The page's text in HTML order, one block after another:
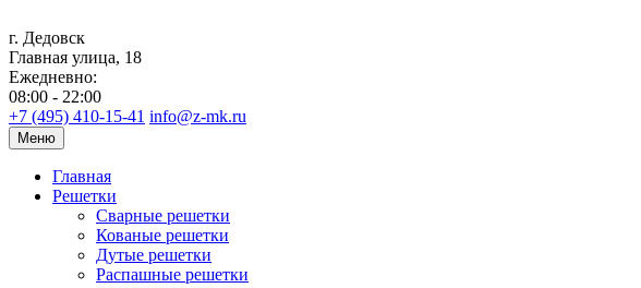
г. Дедовск
Главная улица, 18
Ежедневно:
08:00 - 22:00
+7 (495) 410-15-41 info@z-mk.ru
Меню
Главная
Решетки
Сварные решетки
Кованые решетки
Дутые решетки
Распашные решетки